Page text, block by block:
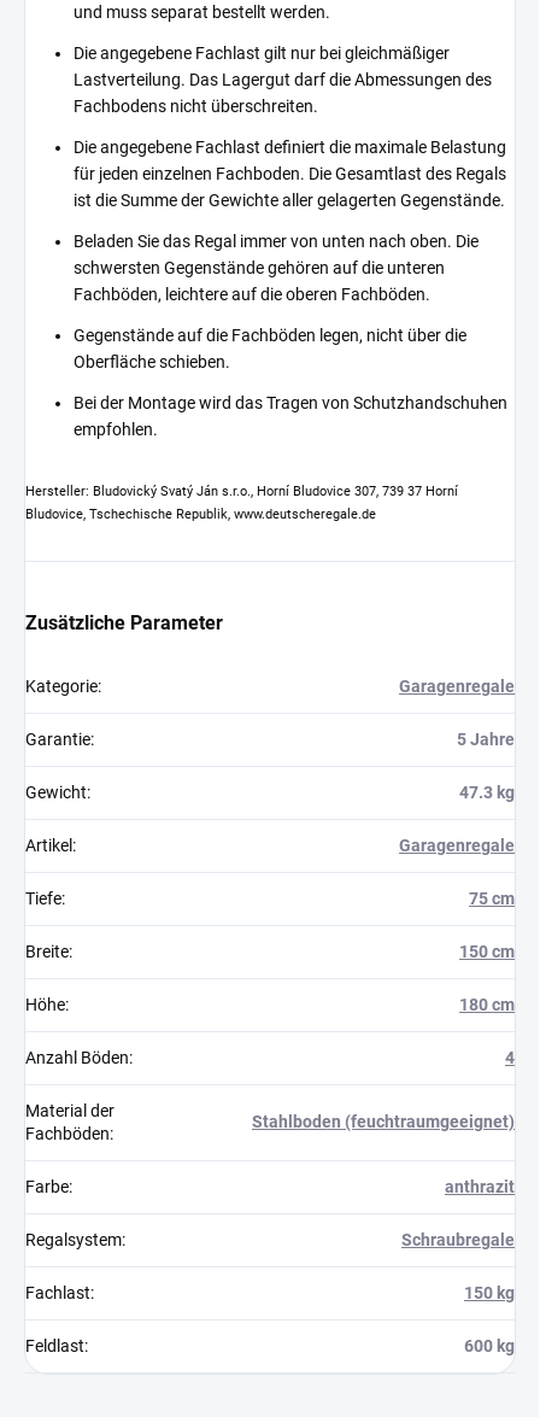
und muss separat bestellt werden.
Die angegebene Fachlast gilt nur bei gleichmäßiger
Lastverteilung. Das Lagergut darf die Abmessungen des
Fachbodens nicht überschreiten.
Die angegebene Fachlast definiert die maximale Belastung
für jeden einzelnen Fachboden. Die Gesamtlast des Regals
ist die Summe der Gewichte aller gelagerten Gegenstände.
Beladen Sie das Regal immer von unten nach oben. Die
schwersten Gegenstände gehören auf die unteren
Fachböden, leichtere auf die oberen Fachböden.
Gegenstände auf die Fachböden legen, nicht über die
Oberfläche schieben.
Bei der Montage wird das Tragen von Schutzhandschuhen
empfohlen.
Hersteller: Bludovický Svatý Ján s.r.o., Horní Bludovice 307, 739 37 Horní
Bludovice, Tschechische Republik, www.deutscheregale.de
Zusätzliche Parameter
Kategorie: Garagenregale
Garantie: 5 Jahre
Gewicht: 47.3 kg
Artikel : Garagenregale
Tiefe: 75 cm
Breite: 150 cm
Höhe: 180 cm
Anzahl Böden: 4
Material der
Fachböden:
Stahlboden (feuchtraumgeeignet)
Farbe: anthrazit
Regalsystem: Schraubregale
Fachlast: 150 kg
Feldlast: 600 kg